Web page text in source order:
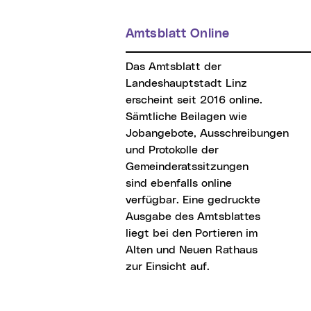
Amtsblatt Online
Das Amtsblatt der
Landeshauptstadt Linz
erscheint seit 2016 online.
Sämtliche Beilagen wie
Jobangebote, Ausschreibungen
und Protokolle der
Gemeinderatssitzungen
sind ebenfalls online
verfügbar. Eine gedruckte
Ausgabe des Amtsblattes
liegt bei den Portieren im
Alten und Neuen Rathaus
zur Einsicht auf.